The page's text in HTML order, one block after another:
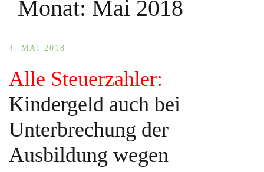
Monat: Mai 2018
4. MAI 2018
Alle Steuerzahler:
Kindergeld auch bei
Unterbrechung der
Ausbildung wegen